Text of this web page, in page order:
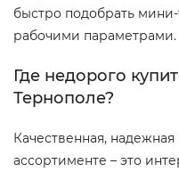
быстро подобрать
рабочими параметрами.
Где недорого
Тернополе?
Качественная,
ассортименте – это